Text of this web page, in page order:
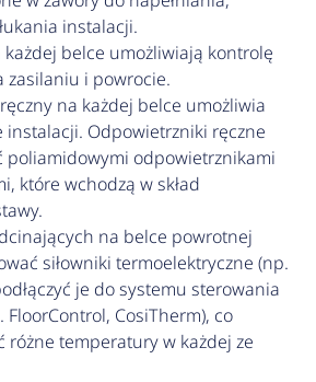
instalacji.
belce umożliwiają kontrolę
zasilaniu i powrocie.
na każdej belce umożliwia
instalacji. Odpowietrzniki ręczne
poliamidowymi odpowietrznikami
które wchodzą w skład
na belce powrotnej
siłowniki termoelektryczne (np.
je do systemu sterowania
CosiTherm), co
różne temperatury w każdej ze